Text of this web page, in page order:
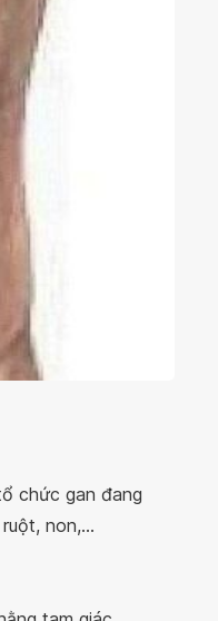
chức gan đang
non,...